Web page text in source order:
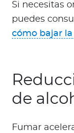
Si necesitas
puedes
cómo bajar la
de
Fumar